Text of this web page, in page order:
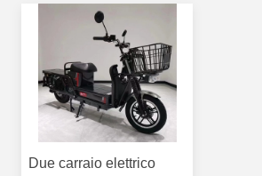
Due carraio elettrico